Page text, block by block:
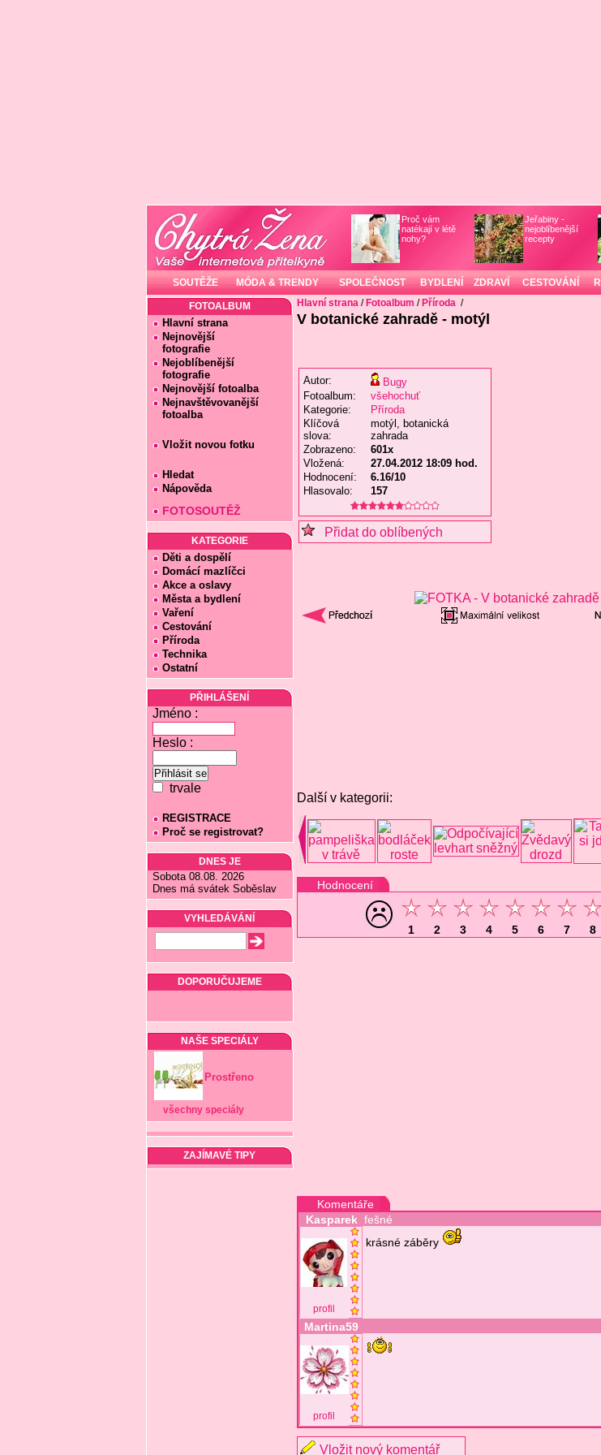
Proč vám
natékají v létě
nohy?
Jeřabiny -
nejoblíbenější
recepty
SOUTĚŽE MÓDA & TRENDY SPOLEČNOST BYDLENÍ ZDRAVÍ CESTOVÁNÍ
FOTOALBUM
Hlavní strana
Nejnovější
fotografie
Nejoblíbenější
fotografie
Nejnovější fotoalba
Nejnavštěvovanější
fotoalba
Vložit novou fotku
Hledat
Nápověda
FOTOSOUTĚŽ
KATEGORIE
Děti a dospělí
Domácí mazlíčci
Akce a oslavy
Města a bydlení
Vaření
Cestování
Příroda
Technika
Ostatní
PŘIHLÁŠENÍ
Jméno :
Heslo :
trvale
REGISTRACE
Proč se registrovat?
DNES JE
Sobota 08.08. 2026
Dnes má svátek Soběslav
VYHLEDÁVÁNÍ
DOPORUČUJEME
NAŠE SPECIÁLY
Prostřeno
všechny speciály
ZAJÍMAVÉ TIPY
Hlavní strana/ Fotoalbum / Příroda /
V botanické zahradě - motýl
Autor:
Bugy
Fotoalbum:
všehochuť
Kategorie:
Příroda
Klíčová
slova:
motýl, botanická
zahrada
Zobrazeno:
601x
Vložená:
27.04.2012 18:09 hod.
Hodnocení:
6.16/10
Hlasovalo:
157
Přidat do oblíbených
Další v kategorii:
Hodnocení
1 2 3 4 5 6 7 8
Komentáře
Kasparek fešné
profil
krásné záběry
Martina59
profil
Vložit nový komentář